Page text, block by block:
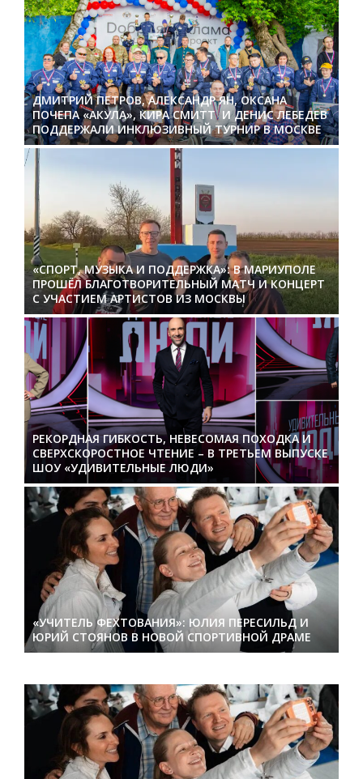
ДМИТРИЙ ПЕТРОВ, АЛЕКСАНДР ЯН, ОКСАНА
ПОЧЕПА «АКУЛА», КИРА СМИТТ И ДЕНИС ЛЕБЕДЕВ
ПОДДЕРЖАЛИ ИНКЛЮЗИВНЫЙ ТУРНИР В МОСКВЕ
«СПОРТ, МУЗЫКА И ПОДДЕРЖКА»: В МАРИУПОЛЕ
ПРОШЁЛ БЛАГОТВОРИТЕЛЬНЫЙ МАТЧ И КОНЦЕРТ
С УЧАСТИЕМ АРТИСТОВ ИЗ МОСКВЫ
РЕКОРДНАЯ ГИБКОСТЬ, НЕВЕСОМАЯ ПОХОДКА И
СВЕРХСКОРОСТНОЕ ЧТЕНИЕ – В ТРЕТЬЕМ ВЫПУСКЕ
ШОУ «УДИВИТЕЛЬНЫЕ ЛЮДИ»
«УЧИТЕЛЬ ФЕХТОВАНИЯ»: ЮЛИЯ ПЕРЕСИЛЬД И
ЮРИЙ СТОЯНОВ В НОВОЙ СПОРТИВНОЙ ДРАМЕ